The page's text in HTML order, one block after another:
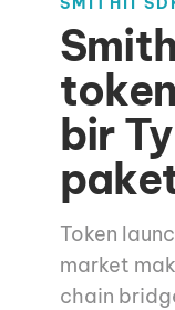
bir
Token
market
chain